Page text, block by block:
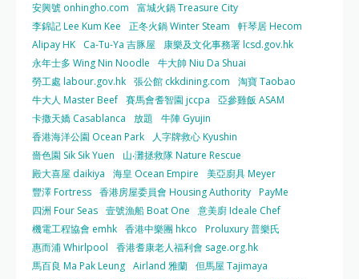
安興號 onhingho.com
富城火鍋 Treasure City
李錦記 Lee Kum Kee
正冬火鍋 Winter Steam
軒琴居 Hecom
Alipay HK
Ca-Tu-Ya 吉豚屋
康樂及文化事務署 lcsd.gov.hk
永年士多 Wing Nin Noodle
牛大帥 Niu Da Shuai
勞工處 labour.gov.hk 張公館 ckkdining.com
淘寶 Taobao
牛大人 Master Beef 賽馬會耆智園 jccpa
亞參雞飯 ASAM
卡撒天嬌 Casablanca
放題
牛陣 Gyujin
香港海洋公園 Ocean Park
人字牌救心 Kyushin
嗇色園 Sik Sik Yuen
山‧灘拯救隊 Nature Rescue
殿大喜屋 daikiya
海皇 Ocean Empire
美亞廚具 Meyer
豐澤 Fortress 香港房屋委員會 Housing Authority PayMe
四洲 Four Seas 壹號漁船 Boat One
意美廚 Ideale Chef
機電工程協會 emhk 香港中樂團 hkco
Proluxury 普樂氏
惠而浦 Whirlpool
香港耆康老人福利會 sage.org.hk
馬百良 Ma Pak Leung Airland 雅蘭 但馬屋 Tajimaya